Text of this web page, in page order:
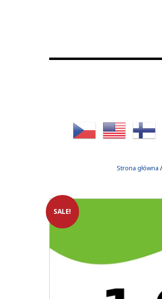
Strona główna /
SALE!